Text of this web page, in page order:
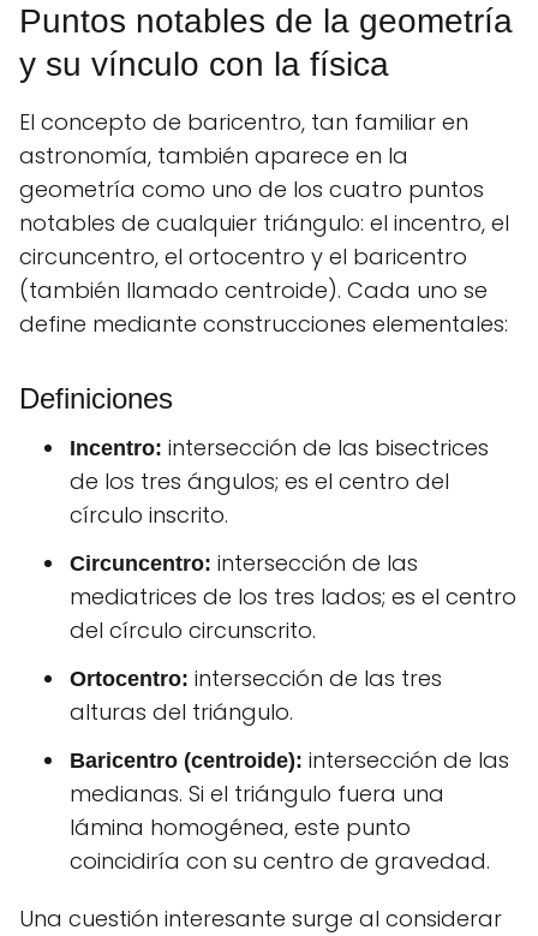
Puntos notables de la geometría
y su vínculo con la física
El concepto de baricentro, tan familiar en
astronomía, también aparece en la
geometría como uno de los cuatro puntos
notables de cualquier triángulo: el incentro, el
circuncentro, el ortocentro y el baricentro
(también llamado centroide). Cada uno se
define mediante construcciones elementales:
Definiciones
Incentro: intersección de las bisectrices
de los tres ángulos; es el centro del
círculo inscrito.
Circuncentro: intersección de las
mediatrices de los tres lados; es el centro
del círculo circunscrito.
Ortocentro: intersección de las tres
alturas del triángulo.
Baricentro (centroide): intersección de las
medianas. Si el triángulo fuera una
lámina homogénea, este punto
coincidiría con su centro de gravedad.
Una cuestión interesante surge al considerar